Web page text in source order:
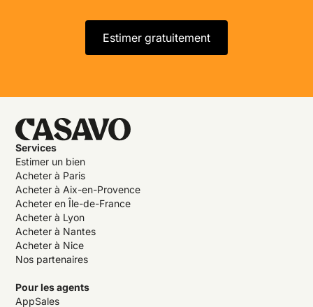
Estimer gratuitement
Services
Estimer un bien
Acheter à Paris
Acheter à Aix-en-Provence
Acheter en Île-de-France
Acheter à Lyon
Acheter à Nantes
Acheter à Nice
Nos partenaires
Pour les agents
AppSales